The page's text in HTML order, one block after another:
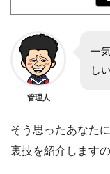
管理人
一
し
そう思ったあなた
裏技を紹介します